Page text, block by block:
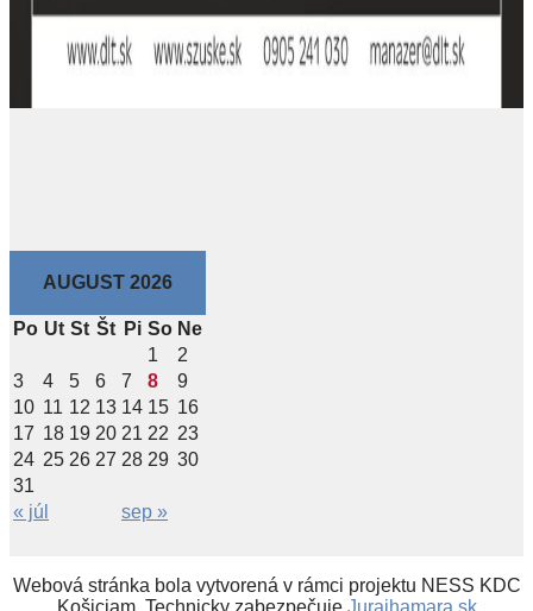
AUGUST 2026
Po Ut St Št Pi So Ne
1
2
3
4 5 6 7 8
9
10 11 12 13 14 15 16
17 18 19 20 21 22 23
24 25 26 27 28 29 30
31
« júl
sep »
Webová stránka bola vytvorená v rámci projektu NESS KDC
Košiciam. Technicky zabezpečuje Jurajhamara.sk